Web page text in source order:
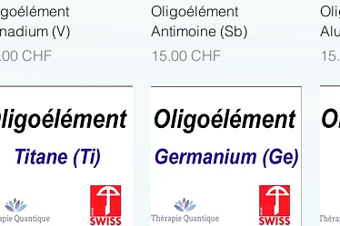
Aperçu rapide
(V)
CHF
Aperçu rapide
Oligoélément
Antimoine (Sb)
Prix
15.00 CHF